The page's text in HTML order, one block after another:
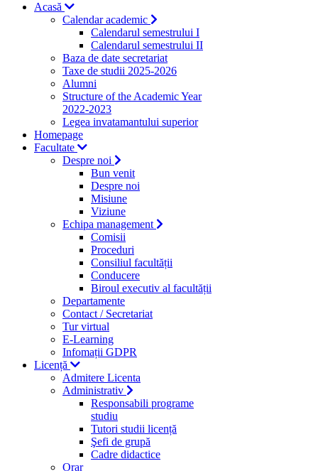
Acasă
Calendar academic
Calendarul semestrului I
Calendarul semestrului II
Baza de date secretariat
Taxe de studii 2025-2026
Alumni
Structure of the Academic Year
2022-2023
Legea invatamantului superior
Homepage
Facultate
Despre noi
Bun venit
Despre noi
Misiune
Viziune
Echipa management
Comisii
Proceduri
Consiliul facultății
Conducere
Biroul executiv al facultății
Departamente
Contact / Secretariat
Tur virtual
E-Learning
Infomații GDPR
Licență
Admitere Licenta
Administrativ
Responsabili programe
studiu
Tutori studii licență
Şefi de grupă
Cadre didactice
Orar